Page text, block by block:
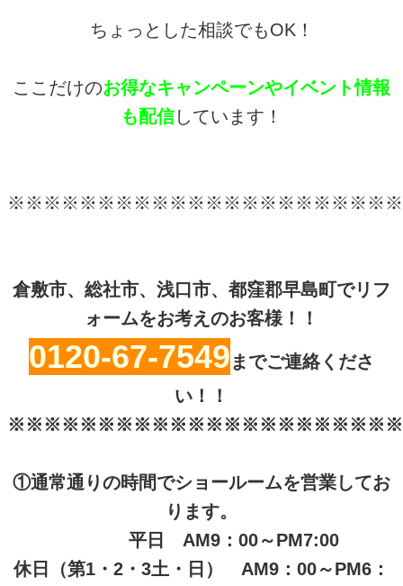
ちょっとした相談でもOK！
ここだけのお得なキャンペーンやイベント情報
も配信しています！
倉敷市、総社市、浅口市、都窪郡早島町でリフ
ォームをお考えのお客様！！
0120-67-7549 までご連絡くださ
い！！
①通常通りの時間でショールームを営業してお
ります。
平日 AM9：00～PM7:00
休日（第1・2・3土・日） AM9：00～PM6：